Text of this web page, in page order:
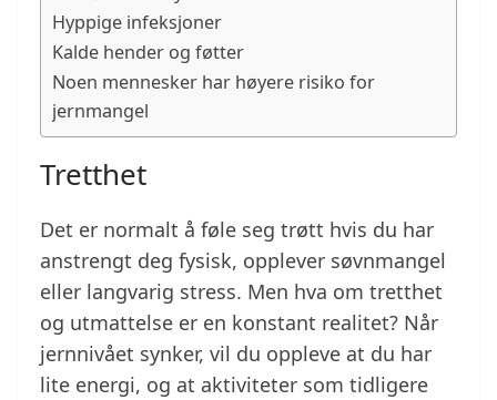
Hyppige infeksjoner
Kalde hender og føtter
Noen mennesker har høyere risiko for
jernmangel
Tretthet
Det er normalt å føle seg trøtt hvis du har
anstrengt deg fysisk, opplever søvnmangel
eller langvarig stress. Men hva om tretthet
og utmattelse er en konstant realitet? Når
jernnivået synker, vil du oppleve at du har
lite energi, og at aktiviteter som tidligere